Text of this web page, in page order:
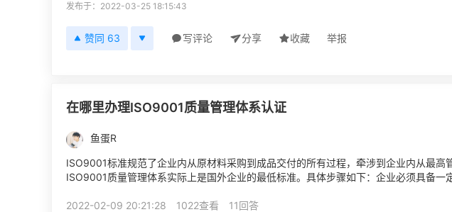
发布于：2022-03-25 18:15:43
赞同 63 写评论 分享 收藏 举报
在哪里办理ISO9001质量管理体系认证
鱼蛋R
ISO9001标准规范了企业内从原材料采购到成品交付的所有过程，牵涉到企业内从最高
ISO9001质量管理体系实际上是国外企业的最低标准。具体步骤如下：企业必须具备一
2022-02-09 20:21:28
1022查看 11回答